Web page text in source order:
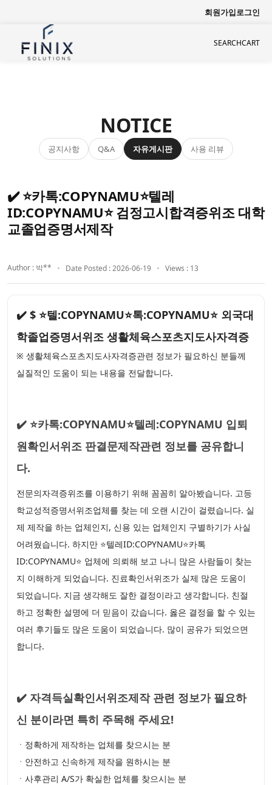
회원가입로그인
SEARCHCART
NOTICE
공지사항 Q&A 자유게시판 사용 리뷰
✔️ ⭐카톡:COPYNAMU⭐텔레
ID:COPYNAMU⭐ 검정고시합격증위조 대학
교졸업증명서제작
Author : 박** Date Posted : 2026-06-19 Views : 13
✔️ $ ⭐텔:COPYNAMU⭐톡:COPYNAMU⭐ 외국대
학졸업증명서위조 생활체육스포츠지도사자격증
※ 생활체육스포츠지도사자격증관련 정보가 필요하신 분들께
실질적인 도움이 되는 내용을 전달합니다.
✔️ ⭐카톡:COPYNAMU⭐텔레:COPYNAMU 입퇴
원확인서위조 판결문제작관련 정보를 공유합니
다.
전문의자격증위조를 이용하기 위해 꼼꼼히 알아봤습니다. 고등
학교성적증명서위조업체를 찾는 데 오랜 시간이 걸렸습니다. 실
제 제작을 하는 업체인지, 신용 있는 업체인지 구별하기가 사실
어려웠습니다. 하지만 ⭐텔레ID:COPYNAMU⭐카톡
ID:COPYNAMU⭐ 업체에 의뢰해 보고 나니 많은 사람들이 찾는
지 이해하게 되었습니다. 진료확인서위조가 실제 많은 도움이
되었습니다. 지금 생각해도 잘한 결정이라고 생각합니다. 친절
하고 정확한 설명에 더 믿음이 갔습니다. 옳은 결정을 할 수 있는
여러 후기들도 많은 도움이 되었습니다. 많이 공유가 되었으면
합니다.
✔️ 자격득실확인서위조제작 관련 정보가 필요하
신 분이라면 특히 주목해 주세요!
ㆍ정확하게 제작하는 업체를 찾으시는 분
ㆍ안전하고 신속하게 제작을 원하시는 분
ㆍ사후관리 A/S가 확실한 업체를 찾으시는 분